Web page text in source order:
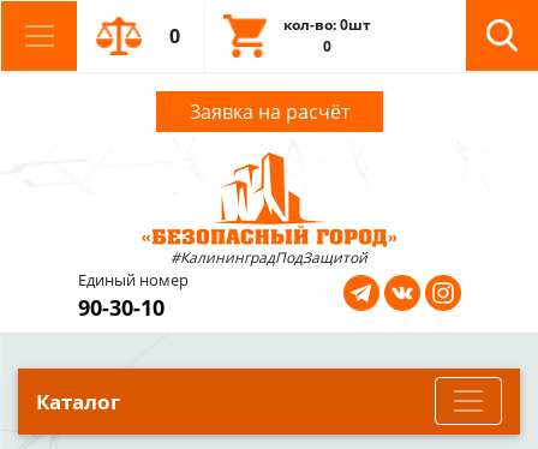
0
кол-во: 0шт
0
Заявка на расчёт
#КалининградПодЗащитой
Единый номер
90-30-10
Каталог